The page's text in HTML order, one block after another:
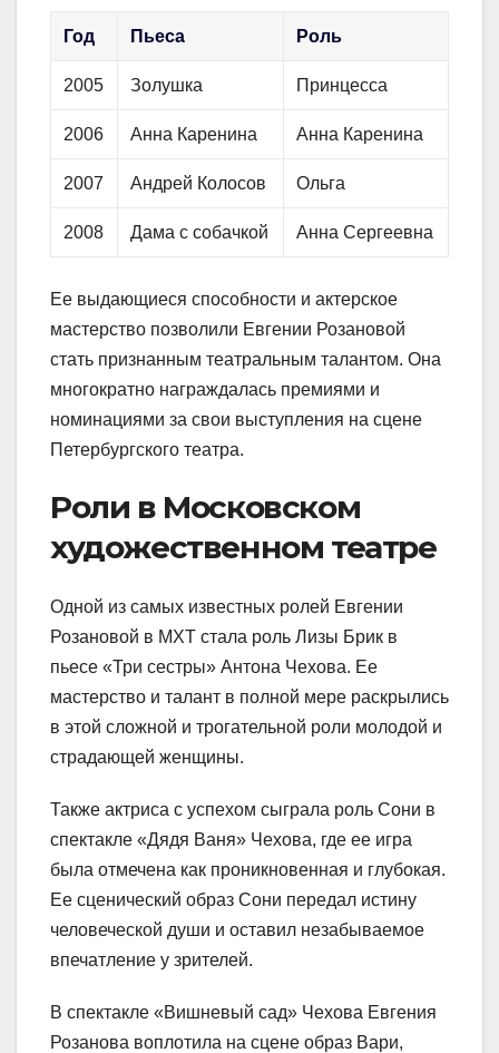
Год Пьеса Роль
2005 Золушка Принцесса
2006 Анна Каренина Анна Каренина
2007 Андрей Колосов Ольга
2008 Дама с собачкой Анна Сергеевна
Ее выдающиеся способности и актерское
мастерство позволили Евгении Розановой
стать признанным театральным талантом. Она
многократно награждалась премиями и
номинациями за свои выступления на сцене
Петербургского театра.
Роли в Московском
художественном театре
Одной из самых известных ролей Евгении
Розановой в МХТ стала роль Лизы Брик в
пьесе «Три сестры» Антона Чехова. Ее
мастерство и талант в полной мере раскрылись
в этой сложной и трогательной роли молодой и
страдающей женщины.
Также актриса с успехом сыграла роль Сони в
спектакле «Дядя Ваня» Чехова, где ее игра
была отмечена как проникновенная и глубокая.
Ее сценический образ Сони передал истину
человеческой души и оставил незабываемое
впечатление у зрителей.
В спектакле «Вишневый сад» Чехова Евгения
Розанова воплотила на сцене образ Вари,